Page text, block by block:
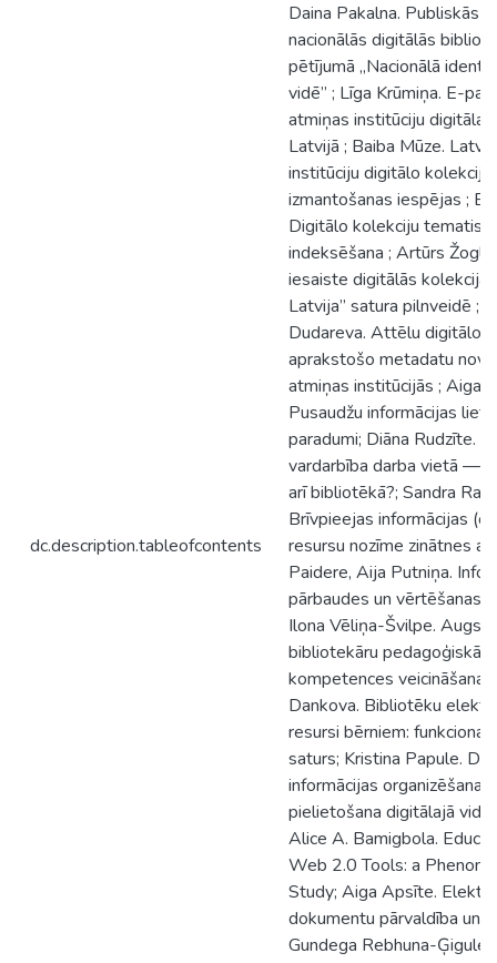
dc.description.tableofcontents
Daina Pakalna. Publiskās
nacionālās digitālās
pētījumā „Nacionālā
vidē” ; Līga Krūmiņa. E-
atmiņas institūciju
Latvijā ; Baiba Mūze.
institūciju digitālo kolekciju
izmantošanas iespējas ;
Digitālo kolekciju
indeksēšana ; Artūrs
iesaiste digitālās
Latvija” satura pilnveidē ;
Dudareva. Attēlu digitālo
aprakstošo metadatu
atmiņas institūcijās ; Aiga
Pusaudžu informācijas
paradumi; Diāna Rudzīte.
vardarbība darba vietā —
arī bibliotēkā?; Sandra
Brīvpieejas informācijas
resursu nozīme zinātnes
Paidere, Aija Putniņa.
pārbaudes un vērtēšanas
Ilona Vēliņa-Švilpe.
bibliotekāru pedagoģiskās
kompetences veicināšana
Dankova. Bibliotēku
resursi bērniem:
saturs; Kristina Papule.
informācijas
pielietošana digitālajā
Alice A. Bamigbola.
Web 2.0 Tools: a
Study; Aiga Apsīte.
dokumentu pārvaldība un
Gundega Rebhuna-